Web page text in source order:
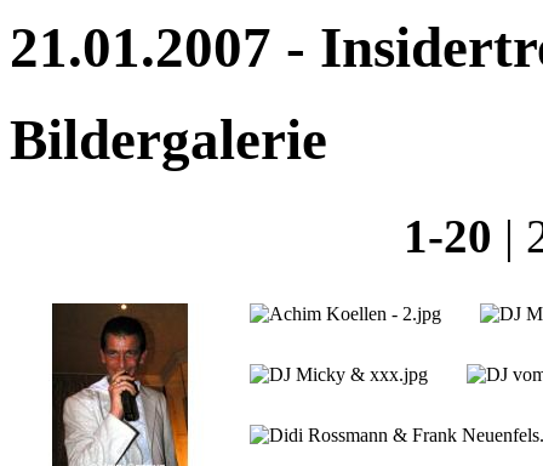
21.01.2007 -
Bildergalerie
1-20 |